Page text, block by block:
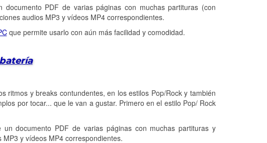
PDF de varias páginas con muchas partituras (con
audios MP3 y vídeos MP4 correspondientes.
que permite usarlo con aún más facilidad y comodidad.
ritmos y breaks contundentes, en los estilos Pop/Rock y también
por tocar... que le van a gustar. Primero en el estilo Pop/ Rock
documento PDF de varias páginas con muchas partituras y
y vídeos MP4 correspondientes.